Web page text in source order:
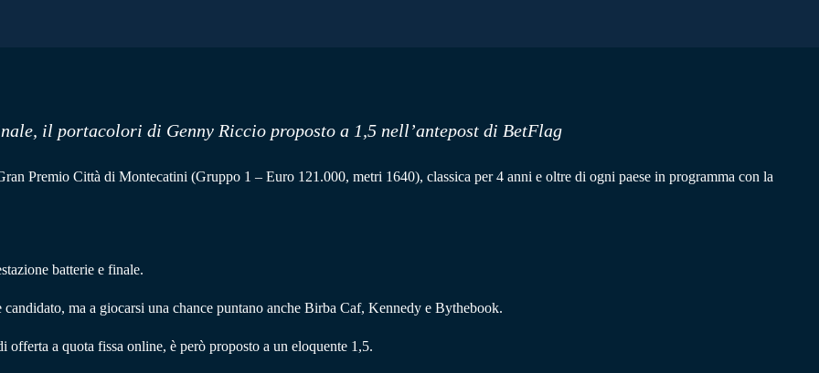
il portacolori di Genny Riccio proposto a 1,5 nell’antepost di BetFlag
Premio Città di Montecatini (Gruppo 1 – Euro 121.000, metri 1640), classica per 4 anni e oltre di ogni paese in programma con la
batterie e finale.
ma a giocarsi una chance puntano anche Birba Caf, Kennedy e Bythebook.
a quota fissa online, è però proposto a un eloquente 1,5.